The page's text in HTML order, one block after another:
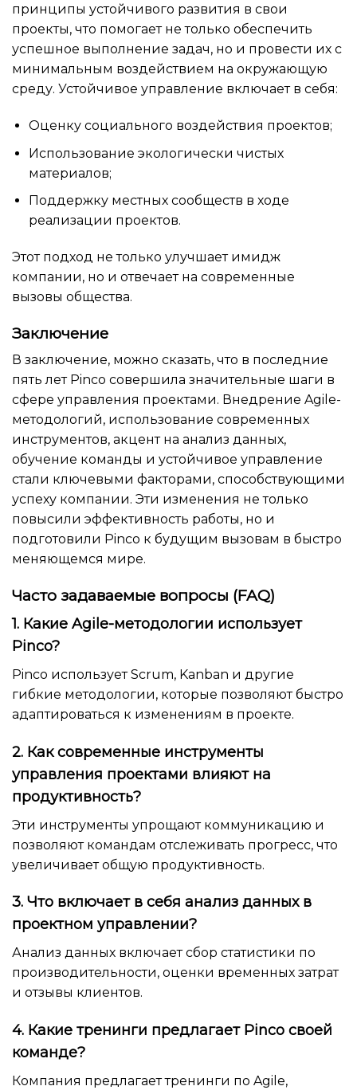
принципы устойчивого развития в свои
проекты, что помогает не только обеспечить
успешное выполнение задач, но и провести их с
минимальным воздействием на окружающую
среду. Устойчивое управление включает в себя:
Оценку социального воздействия проектов;
Использование экологически чистых
материалов;
Поддержку местных сообществ в ходе
реализации проектов.
Этот подход не только улучшает имидж
компании, но и отвечает на современные
вызовы общества.
Заключение
В заключение, можно сказать, что в последние
пять лет Pinco совершила значительные шаги в
сфере управления проектами. Внедрение Agile-
методологий, использование современных
инструментов, акцент на анализ данных,
обучение команды и устойчивое управление
стали ключевыми факторами, способствующими
успеху компании. Эти изменения не только
повысили эффективность работы, но и
подготовили Pinco к будущим вызовам в быстро
меняющемся мире.
Часто задаваемые вопросы (FAQ)
1. Какие Agile-методологии использует
Pinco?
Pinco использует Scrum, Kanban и другие
гибкие методологии, которые позволяют быстро
адаптироваться к изменениям в проекте.
2. Как современные инструменты
управления проектами влияют на
продуктивность?
Эти инструменты упрощают коммуникацию и
позволяют командам отслеживать прогресс, что
увеличивает общую продуктивность.
3. Что включает в себя анализ данных в
проектном управлении?
Анализ данных включает сбор статистики по
производительности, оценки временных затрат
и отзывы клиентов.
4. Какие тренинги предлагает Pinco своей
команде?
Компания предлагает тренинги по Agile,